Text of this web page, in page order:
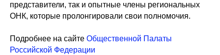
представители, так и опытные члены региональных
ОНК, которые пролонгировали свои полномочия.
Подробнее на сайте Общественной Палаты
Российской Федерации